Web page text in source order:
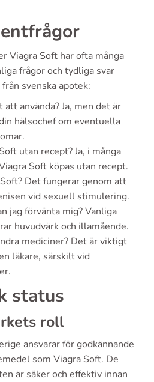
Viagra Soft har ofta många
frågor och tydliga svar
svenska apotek:
använda? Ja, men det är
hälsochef om eventuella
utan recept? Ja, i många
Soft köpas utan recept.
Det fungerar genom att
vid sexuell stimulering.
jag förvänta mig? Vanliga
huvudvärk och illamående.
mediciner? Det är viktigt
läkare, särskilt vid
status
roll
ansvarar för godkännande
som Viagra Soft. De
är säker och effektiv innan